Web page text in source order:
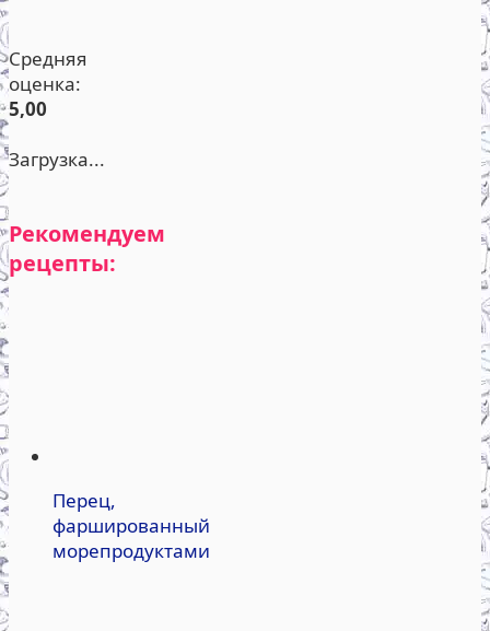
Средняя
оценка:
5,00
Загрузка...
Рекомендуем
рецепты:
Перец,
фаршированный
морепродуктами